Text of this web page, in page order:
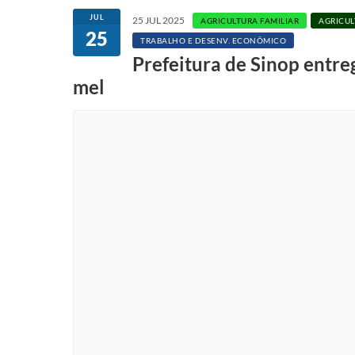
JUL
25
25 JUL 2025 AGRICULTURA FAMILIAR
TRABALHO E DESENV. ECONÔMICO
Prefeitura de Sinop
mel